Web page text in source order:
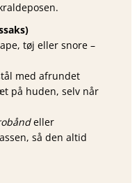
tøj eller snore –
med afrundet
på huden, selv når
eller
så den altid